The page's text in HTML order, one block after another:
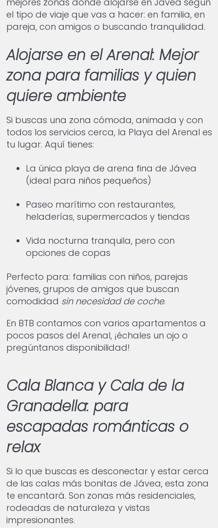
el tipo de viaje que vas a hacer: en familia, en
pareja, con amigos o buscando tranquilidad.
Alojarse en el Arenal: Mejor
zona para familias y quien
quiere ambiente
Si buscas una zona cómoda, animada y con
todos los servicios cerca, la Playa del Arenal es
tu lugar. Aquí tienes:
La única playa de arena fina de Jávea
(ideal para niños pequeños)
Paseo marítimo con restaurantes,
heladerías, supermercados y tiendas
Vida nocturna tranquila, pero con
opciones de copas
Perfecto para: familias con niños, parejas
jóvenes, grupos de amigos que buscan
comodidad sin necesidad de coche.
En BTB contamos con varios apartamentos a
pocos pasos del Arenal, ¡échales un ojo o
pregúntanos disponibilidad!
Cala Blanca y Cala de la
Granadella: para
escapadas románticas o
relax
Si lo que buscas es desconectar y estar cerca
de las calas más bonitas de Jávea, esta zona
te encantará. Son zonas más residenciales,
rodeadas de naturaleza y vistas
impresionantes.